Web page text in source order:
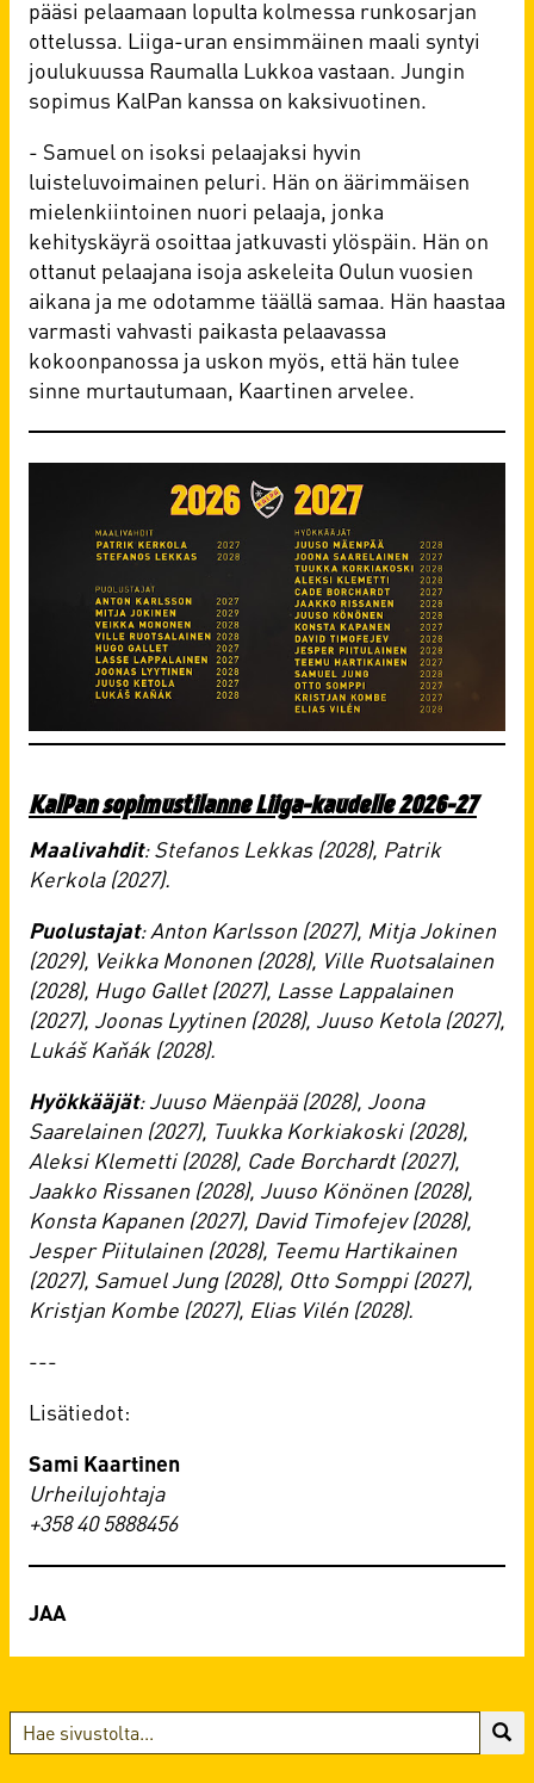
pääsi pelaamaan lopulta kolmessa runkosarjan
ottelussa. Liiga-uran ensimmäinen maali syntyi
joulukuussa Raumalla Lukkoa vastaan. Jungin
sopimus KalPan kanssa on kaksivuotinen.
- Samuel on isoksi pelaajaksi hyvin
luisteluvoimainen peluri. Hän on äärimmäisen
mielenkiintoinen nuori pelaaja, jonka
kehityskäyrä osoittaa jatkuvasti ylöspäin. Hän on
ottanut pelaajana isoja askeleita Oulun vuosien
aikana ja me odotamme täällä samaa. Hän haastaa
varmasti vahvasti paikasta pelaavassa
kokoonpanossa ja uskon myös, että hän tulee
sinne murtautumaan, Kaartinen arvelee.
KalPan sopimustilanne Liiga-kaudelle 2026-27
Maalivahdit: Stefanos Lekkas (2028), Patrik
Kerkola (2027).
Puolustajat: Anton Karlsson (2027), Mitja Jokinen
(2029), Veikka Mononen (2028), Ville Ruotsalainen
(2028), Hugo Gallet (2027), Lasse Lappalainen
(2027), Joonas Lyytinen (2028), Juuso Ketola (2027),
Lukáš Kaňák (2028).
Hyökkääjät: Juuso Mäenpää (2028), Joona
Saarelainen (2027), Tuukka Korkiakoski (2028),
Aleksi Klemetti (2028), Cade Borchardt (2027),
Jaakko Rissanen (2028), Juuso Könönen (2028),
Konsta Kapanen (2027), David Timofejev (2028),
Jesper Piitulainen (2028), Teemu Hartikainen
(2027), Samuel Jung (2028), Otto Somppi (2027),
Kristjan Kombe (2027), Elias Vilén (2028).
---
Lisätiedot:
Sami Kaartinen
Urheilujohtaja
+358 40 5888456